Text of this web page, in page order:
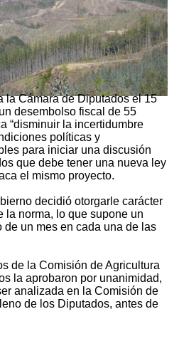
la Cámara de Diputados el 15
desembolso fiscal de 55
“disminuir la incertidumbre
políticas y
para iniciar una discusión
que debe tener una nueva ley
el mismo proyecto.
decidió otorgarle carácter
la norma, lo que supone un
de un mes en cada una de las
de la Comisión de Agricultura
la aprobaron por unanimidad,
analizada en la Comisión de
de los Diputados, antes de